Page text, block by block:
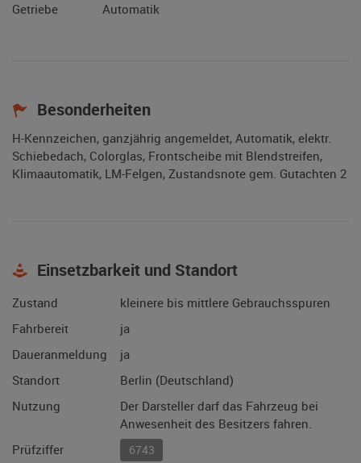
Getriebe
Automatik
Besonderheiten
H-Kennzeichen, ganzjährig angemeldet, Automatik, elektr.
Schiebedach, Colorglas, Frontscheibe mit Blendstreifen,
Klimaautomatik, LM-Felgen, Zustandsnote gem. Gutachten 2
Einsetzbarkeit und Standort
Zustand
kleinere bis mittlere Gebrauchsspuren
Fahrbereit
ja
Daueranmeldung
ja
Standort
Berlin (Deutschland)
Nutzung
Der Darsteller darf das Fahrzeug bei
Anwesenheit des Besitzers fahren.
Prüfziffer
6743